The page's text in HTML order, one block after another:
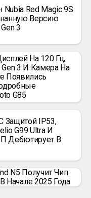
Red Magic 9S
Версию
3
На 120 Гц,
3 И Камера На
Появились
G85
Защитой IP53,
G99 Ultra И
Дебютирует В
N5 Получит Чип
Начале 2025 Года